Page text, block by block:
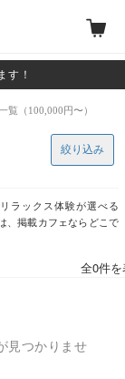
す！
覧（100,000円〜）
ラックス体験が選べる
、掲載カフェならどこで
絞り込み
全0件
見つかりませ